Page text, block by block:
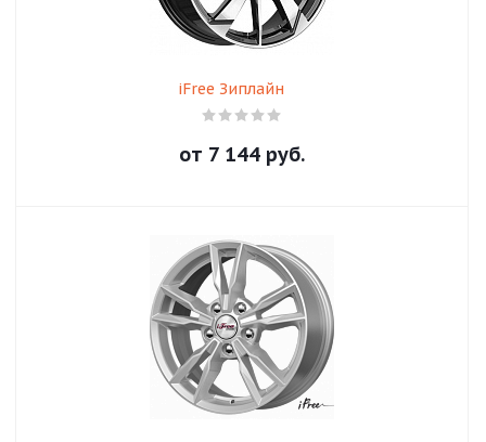
iFree Зиплайн
от 7 144 руб.